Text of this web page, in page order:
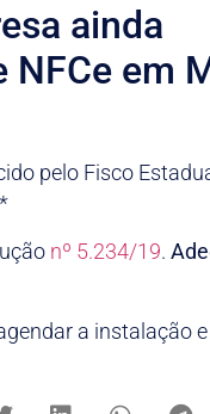
ainda
NFCe em
pelo Fisco
nº 5.234/19.
a instalação